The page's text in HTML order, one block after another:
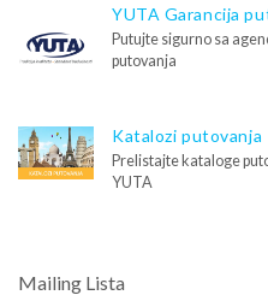
YUTA Garancija
Putujte sigurno sa
putovanja
Katalozi putovanja
Prelistajte kataloge
YUTA
Mailing Lista